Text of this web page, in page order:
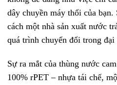
dây chuyền máy thổi của
cách một nhà sản xuất nước
quá trình chuyển đổi trong đại
Sự ra mắt của thùng nước
100% rPET – nhựa tái chế,